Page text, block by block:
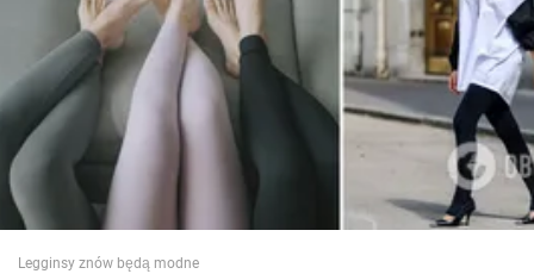
Wojna na Ukrainie
Świat
Jedzenie
Legginsy znów będą modne